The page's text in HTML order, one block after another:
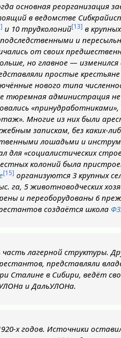
основная реорганизация
в ведомстве
и 10 трудколоний[13] в
и
от своих
но главное —
простые
нового типа
администрация не
Многие из них были
запискам, без каких-
лошадьми и
для «социалистических
колоний была
[15] организуются 3 крупных
га, 5 животноводческих
и переоборудованы 6
создаётся школа
лагерной структуры.
представляли
Сталине в Сибири, ведёт
и ДальУЛОНа.
х годов. Источники